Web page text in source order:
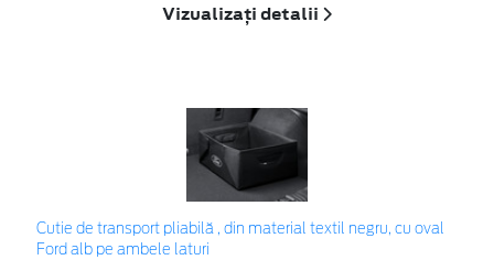
Vizualizați detalii
Cutie de transport pliabilă , din material textil negru, cu oval
Ford alb pe ambele laturi